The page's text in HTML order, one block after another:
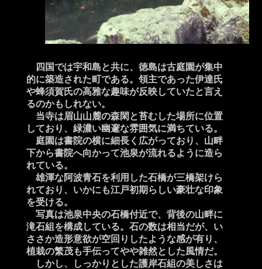
四国では宇和島と共に、徳島は古庭園が集中
的に築造された町である。領主であった伊達氏
や蜂須賀氏の高雅な趣味が反映していたと言え
るのかもしれない。
当寺は眉山山麓の森閑と苔むした場所に位置
しており、緑濃い幽邃な雰囲気に満ちている。
庭園は書院の横に細長く広がっており、山畔
下から書院へ向かって池泉が流れるように造ら
れている。
雄渾な阿波青石を利用した石橋が三橋架けら
れており、いかにも江戸初期らしい豪壮な印象
を受ける。
写真は池泉中央の石橋付近で、背後の山畔に
滝石組を構成している。石の数は相当だが、い
ささか造形意欲が空回りしたような感が有り、
植栽の繁茂も手伝ってやや雑然とした風情だ。
しかし、しっかりとした護岸石組の美しさは